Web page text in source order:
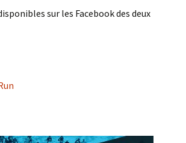
sur les Facebook des deux